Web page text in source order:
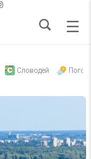
Словодей